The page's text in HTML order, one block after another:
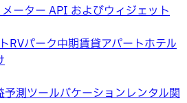
ーター API およびウィジェット
RVパーク中期賃貸アパートホテル
予測ツールバケーションレンタル関